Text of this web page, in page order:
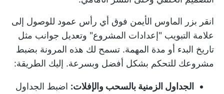
انقر بزر الماوس الأيمن فوق أي رأس عمود للوصول إلى
علامة التبويب "إعدادات المشروع" وتعديل جوانب مثل
تاريخ البدء أو مدة المهمة. تسمح لك هذه المرونة بضبط
مشروعك للتحكم بشكل أفضل وبسرعة. إليك الطريقة:
الجداول الزمنية بالسحب والإفلات: اضبط الجداول